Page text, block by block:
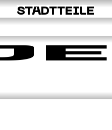
STADTTEILE